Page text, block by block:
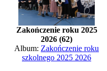
Zakończenie roku 2025
2026 (62)
Album: Zakończenie roku
szkolnego 2025 2026